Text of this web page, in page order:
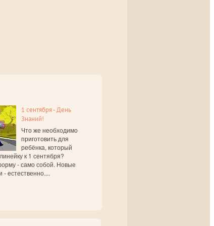
1 сентября - День
Знаний!
Что же необходимо
приготовить для
ребёнка, который
к 1 сентября?
- само собой. Новые
естественно....